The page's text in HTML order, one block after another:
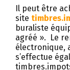
Il peut être
site
buraliste
agréé ». Le
électronique,
s’effectue